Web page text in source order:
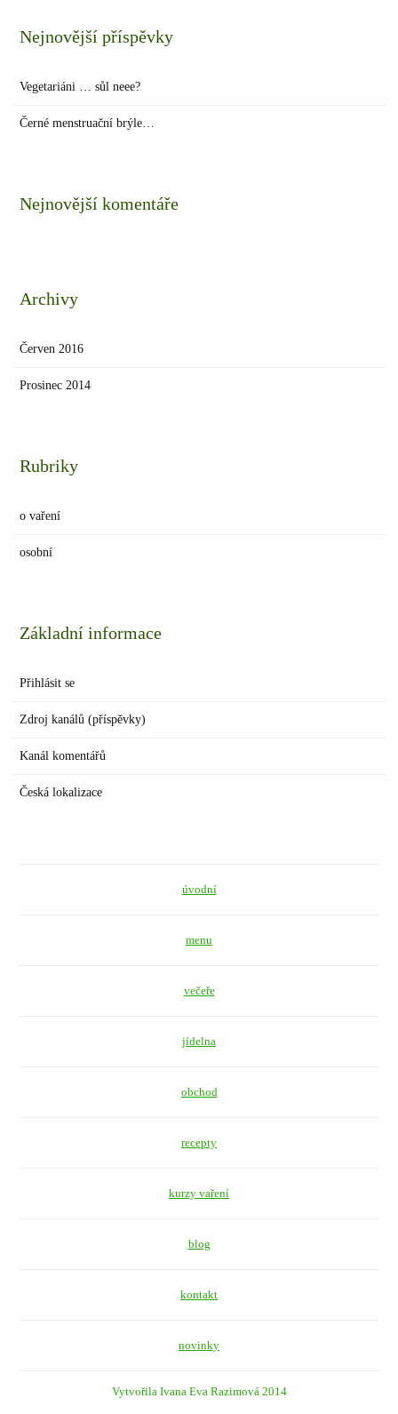
Nejnovější příspěvky
Vegetariáni … sůl neee?
Černé menstruační brýle…
Nejnovější komentáře
Archivy
Červen 2016
Prosinec 2014
Rubriky
o vaření
osobní
Základní informace
Přihlásit se
Zdroj kanálů (příspěvky)
Kanál komentářů
Česká lokalizace
úvodní
menu
večeře
jídelna
obchod
recepty
kurzy vaření
blog
kontakt
novinky
Vytvořila Ivana Eva Razimová 2014